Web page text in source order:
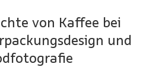
von Kaffee bei
und